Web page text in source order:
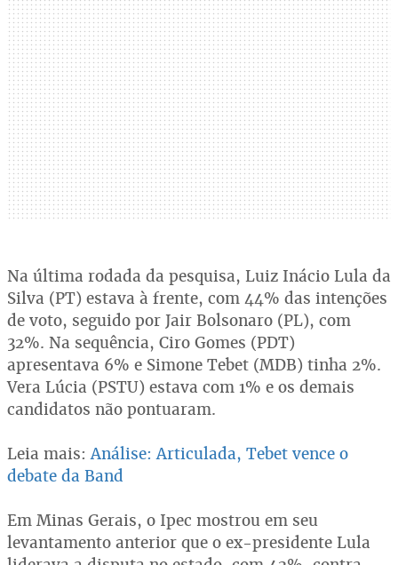
Na última rodada da pesquisa, Luiz Inácio Lula da
Silva (PT) estava à frente, com 44% das intenções
de voto, seguido por Jair Bolsonaro (PL), com
32%. Na sequência, Ciro Gomes (PDT)
apresentava 6% e Simone Tebet (MDB) tinha 2%.
Vera Lúcia (PSTU) estava com 1% e os demais
candidatos não pontuaram.
Leia mais:Análise: Articulada, Tebet vence o
debate da Band
Em Minas Gerais, o Ipec mostrou em seu
levantamento anterior que o ex-presidente Lula